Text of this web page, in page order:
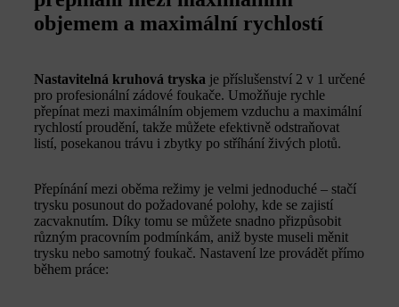
objemem a maximální rychlostí
Nastavitelná kruhová tryska je příslušenství 2 v 1 určené
pro profesionální zádové foukače. Umožňuje rychle
přepínat mezi maximálním objemem vzduchu a maximální
rychlostí proudění, takže můžete efektivně odstraňovat
listí, posekanou trávu i zbytky po stříhání živých plotů.
Přepínání mezi oběma režimy je velmi jednoduché – stačí
trysku posunout do požadované polohy, kde se zajistí
zacvaknutím. Díky tomu se můžete snadno přizpůsobit
různým pracovním podmínkám, aniž byste museli měnit
trysku nebo samotný foukač. Nastavení lze provádět přímo
během práce: